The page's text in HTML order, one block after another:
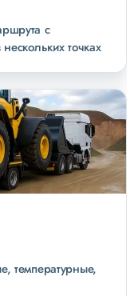
с
точках
температурные,